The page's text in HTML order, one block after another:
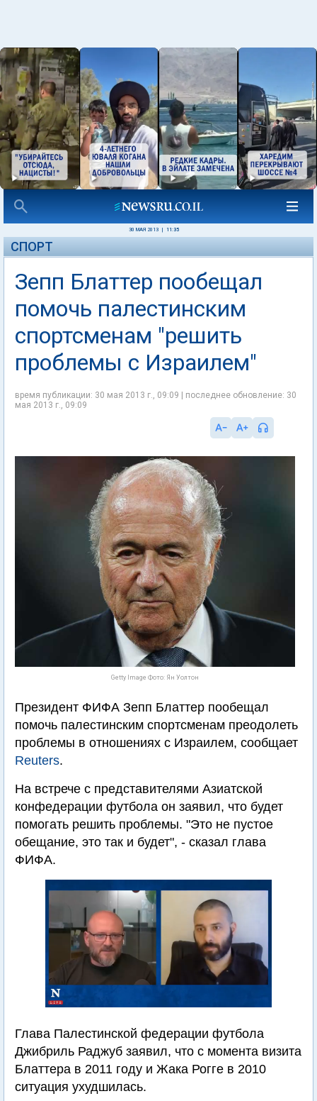
30 МАЯ 2013 11:35
СПОРТ
Зепп Блаттер пообещал
помочь палестинским
спортсменам "решить
проблемы с Израилем"
время публикации: 30 мая 2013 г., 09:09 | последнее обновление: 30
мая 2013 г., 09:09
Getty Image Фото: Ян Уолтон
Президент ФИФА Зепп Блаттер пообещал
помочь палестинским спортсменам преодолеть
проблемы в отношениях с Израилем, сообщает
Reuters.
На встрече с представителями Азиатской
конфедерации футбола он заявил, что будет
помогать решить проблемы. "Это не пустое
обещание, это так и будет", - сказал глава
ФИФА.
Глава Палестинской федерации футбола
Джибриль Раджуб заявил, что с момента визита
Блаттера в 2011 году и Жака Рогге в 2010
ситуация ухудшилась.